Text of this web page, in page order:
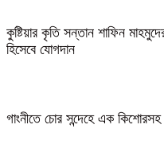
কুষ্টিয়ার কৃতি সন্তান শাফিন
হিসেবে যোগদান
গাংনীতে চোর সন্দেহে এক